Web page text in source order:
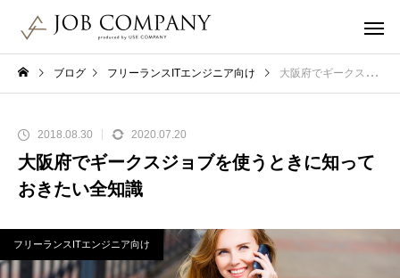
ブログ フリーランスITエンジニア向け 大阪府でギークスジョブを使うときに知っておきたい全知識
2018.08.30 2020.07.20
大阪府でギークスジョブを使うときに知って
おきたい全知識
フリーランスITエンジニア向け